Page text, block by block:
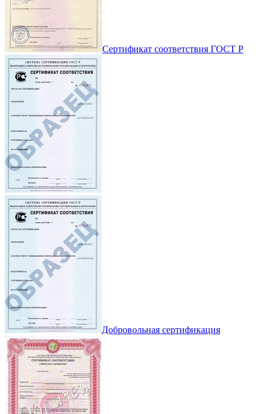
Сертификат соответствия ГОСТ Р
Добровольная сертификация